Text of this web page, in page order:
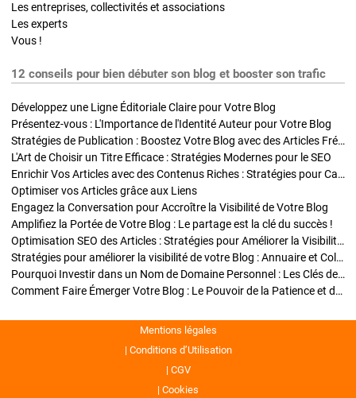
Les entreprises, collectivités et associations
Les experts
Vous !
12 conseils pour bien débuter son blog et booster son trafic
Développez une Ligne Éditoriale Claire pour Votre Blog
Présentez-vous : L'Importance de l'Identité Auteur pour Votre Blog
Stratégies de Publication : Boostez Votre Blog avec des Articles Fréquents et Exclusifs
L'Art de Choisir un Titre Efficace : Stratégies Modernes pour le SEO
Enrichir Vos Articles avec des Contenus Riches : Stratégies pour Captiver et Optimiser
Optimiser vos Articles grâce aux Liens
Engagez la Conversation pour Accroître la Visibilité de Votre Blog
Amplifiez la Portée de Votre Blog : Le partage est la clé du succès !
Optimisation SEO des Articles : Stratégies pour Améliorer la Visibilité de Votre Blog
Stratégies pour améliorer la visibilité de votre Blog : Annuaire et Collaborations
Pourquoi Investir dans un Nom de Domaine Personnel : Les Clés de la Réussite de Votre Blog
Comment Faire Émerger Votre Blog : Le Pouvoir de la Patience et de la Persévérance
Mentions légales
Conditions d’Utilisation
CGV
Cookies